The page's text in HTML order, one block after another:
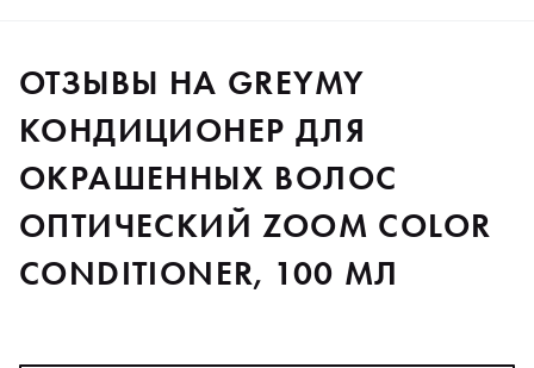
ОТЗЫВЫ НА GREYMY
КОНДИЦИОНЕР ДЛЯ
ОКРАШЕННЫХ ВОЛОС
ОПТИЧЕСКИЙ ZOOM COLOR
CONDITIONER, 100 МЛ